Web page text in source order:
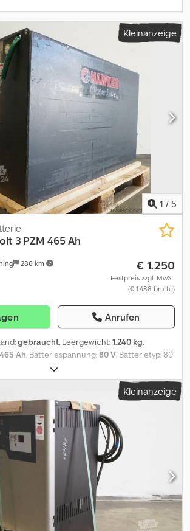
Kleinanzeige
1 / 5
286 km
3 PZM 465 Ah
€ 1.250
Festpreis zzgl. MwSt.
(€ 1.488 brutto)
Anrufen
gebraucht, Leergewicht:1.240 kg,
465 Ah, Batteriespannung:80 V, Batterietyp: 80
Aquamatic auf Batterie, DIN A Batterietrog,
x 564 x 784 mm, Fahrzeugstecker: REMA 160A,
HAWKER waterless Antriebsbatterie
gefüllt und geladen, inkl. Kabel und Stecker
Aioztk Hlsdjr
Kleinanzeige